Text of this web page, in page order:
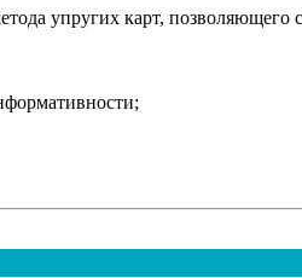
упругих карт, позволяющего